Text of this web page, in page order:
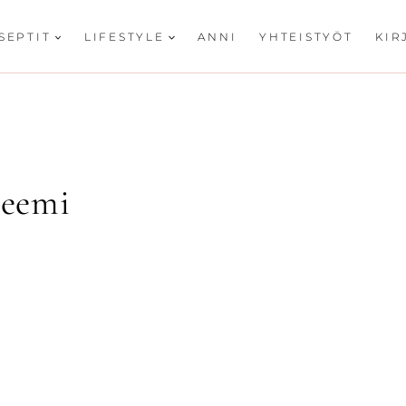
LIFESTYLE ANNI YHTEISTYÖT